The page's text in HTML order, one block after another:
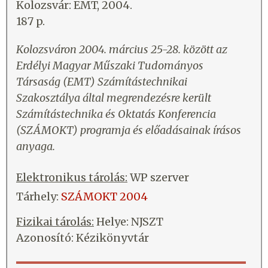
Kolozsvár: EMT, 2004.
187 p.
Kolozsváron 2004. március 25-28. között az
Erdélyi Magyar Műszaki Tudományos
Társaság (EMT) Számítástechnikai
Szakosztálya által megrendezésre került
Számítástechnika és Oktatás Konferencia
(SZÁMOKT) programja és előadásainak írásos
anyaga.
Elektronikus tárolás: WP szerver
Tárhely: SZÁMOKT 2004
Fizikai tárolás: Helye: NJSZT
Azonosító: Kézikönyvtár